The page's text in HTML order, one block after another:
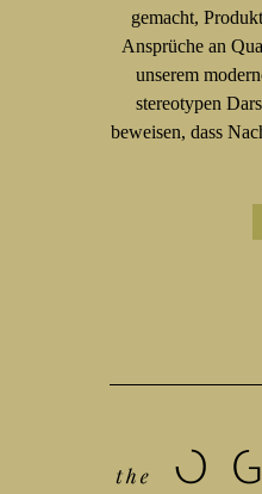
gemacht,
Ansprüche an
unserem
stereotypen
beweisen, dass